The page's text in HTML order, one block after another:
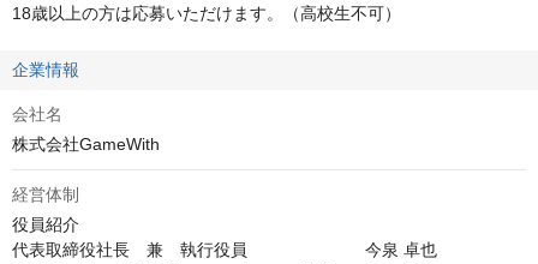
18歳以上の方は応募いただけます。（高校生不可）
企業情報
会社名
株式会社GameWith
経営体制
役員紹介
代表取締役社長　兼　執行役員　　　　　　　今泉 卓也